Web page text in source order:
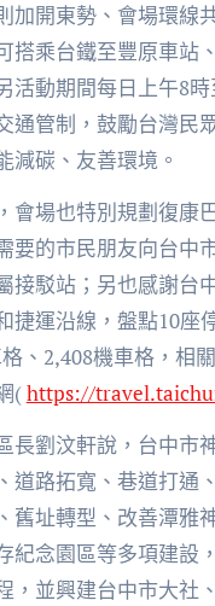
加開東勢、會場環線
搭乘台鐵至豐原車站
活動期間每日上午8
通管制，鼓勵台灣民
減碳、友善環境。
會場也特別規劃復康
要的市民朋友向台中
接駁站；另也感謝台
捷運沿線，盤點10座
、2,408機車格，相
(https://
長劉汶軒說，台中市
道路拓寬、巷道打通
舊址轉型、改善潭雅
紀念園區等多項建設
，並興建台中市大社